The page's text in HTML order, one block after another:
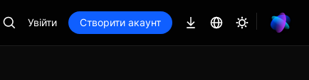
Увійти Створити акаунт